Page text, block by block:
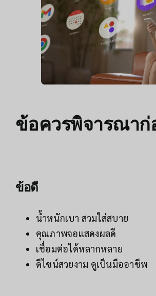
ข้อควรพิจารณา
ข้อดี
น้ำหนักเบา สวมใส่สบาย
คุณภาพจอแสดงผลดี
เชื่อมต่อได้หลากหลาย
ดีไซน์สวยงาม ดูเป็นมืออาชีพ